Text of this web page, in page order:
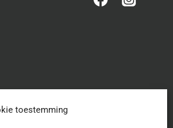
toestemming